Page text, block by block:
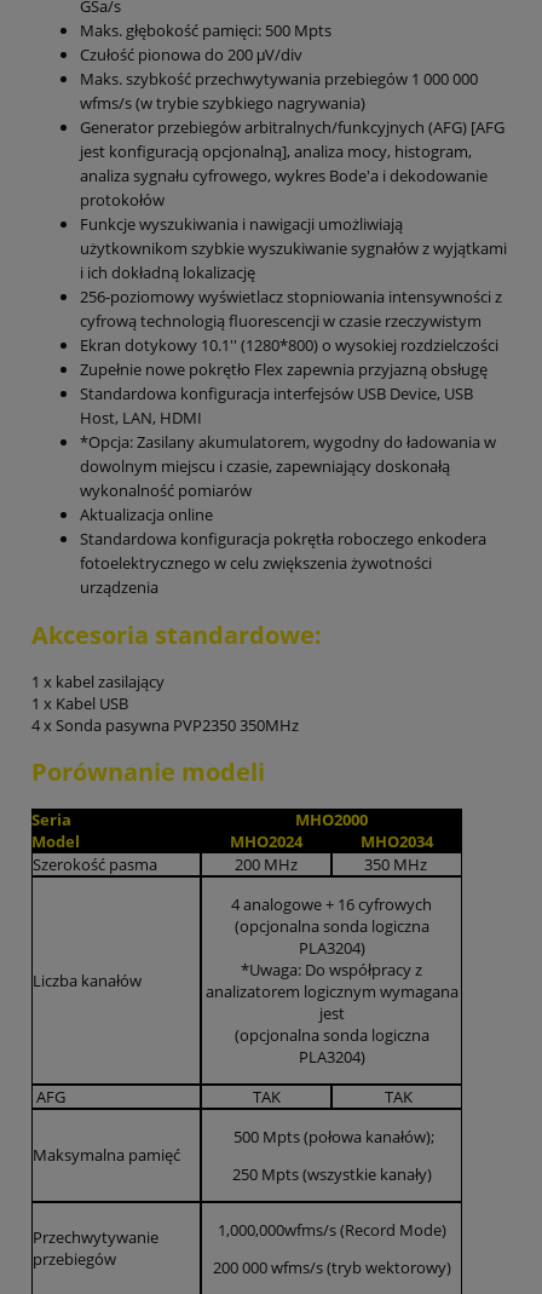
GSa/s
Maks. głębokość pamięci: 500 Mpts
Czułość pionowa do 200 μV/div
Maks. szybkość przechwytywania przebiegów 1 000 000
wfms/s (w trybie szybkiego nagrywania)
Generator przebiegów arbitralnych/funkcyjnych (AFG) [AFG
jest konfiguracją opcjonalną], analiza mocy, histogram,
analiza sygnału cyfrowego, wykres Bode'a i dekodowanie
protokołów
Funkcje wyszukiwania i nawigacji umożliwiają
użytkownikom szybkie wyszukiwanie sygnałów z wyjątkami
i ich dokładną lokalizację
256-poziomowy wyświetlacz stopniowania intensywności z
cyfrową technologią fluorescencji w czasie rzeczywistym
Ekran dotykowy 10.1'' (1280*800) o wysokiej rozdzielczości
Zupełnie nowe pokrętło Flex zapewnia przyjazną obsługę
Standardowa konfiguracja interfejsów USB Device, USB
Host, LAN, HDMI
*Opcja: Zasilany akumulatorem, wygodny do ładowania w
dowolnym miejscu i czasie, zapewniający doskonałą
wykonalność pomiarów
Aktualizacja online
Standardowa konfiguracja pokrętła roboczego enkodera
fotoelektrycznego w celu zwiększenia żywotności
urządzenia
Akcesoria standardowe:
1 x kabel zasilający
1 x Kabel USB
4 x Sonda pasywna PVP2350 350MHz
Porównanie modeli
Seria
MHO2000
Model
MHO2024
MHO2034
Szerokość pasma
200 MHz 350 MHz
Liczba kanałów
4 analogowe + 16 cyfrowych
(opcjonalna sonda logiczna
PLA3204)
*Uwaga: Do współpracy z
analizatorem logicznym wymagana
jest
(opcjonalna sonda logiczna
PLA3204)
AFG
TAK TAK
Maksymalna pamięć
500 Mpts (połowa kanałów);
250 Mpts (wszystkie kanały)
Przechwytywanie
przebiegów
1,000,000wfms/s (Record Mode)
200 000 wfms/s (tryb wektorowy)